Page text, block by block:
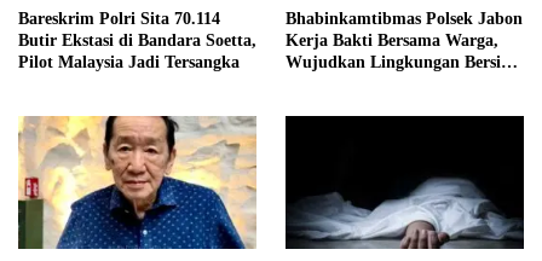
Bareskrim Polri Sita 70.114
Butir Ekstasi di Bandara Soetta,
Pilot Malaysia Jadi Tersangka
Bhabinkamtibmas Polsek Jabon
Kerja Bakti Bersama Warga,
Wujudkan Lingkungan Bersih